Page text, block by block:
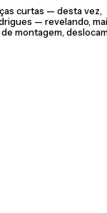
curtas — desta vez,
— revelando,
montagem,